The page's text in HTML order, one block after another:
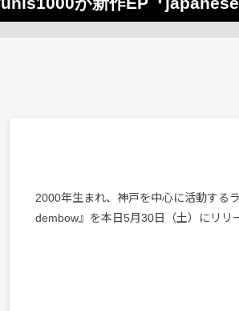
2000年生まれ、神戸を中心に活動する
dembow』を本日5月30日（土）にリリ